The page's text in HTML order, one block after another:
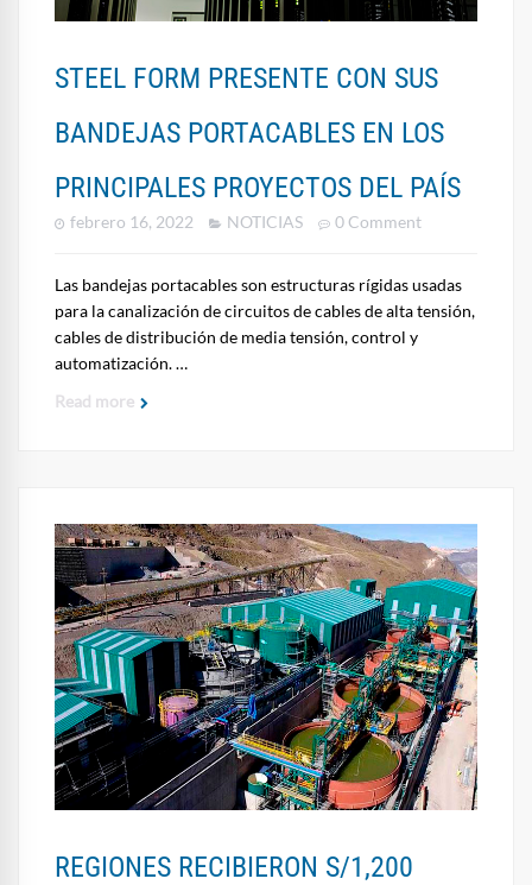
STEEL FORM PRESENTE CON SUS
BANDEJAS PORTACABLES EN LOS
PRINCIPALES PROYECTOS DEL PAÍS
febrero 16, 2022 NOTICIAS 0 Comment
Las bandejas portacables son estructuras rígidas usadas
para la canalización de circuitos de cables de alta tensión,
cables de distribución de media tensión, control y
automatización. …
Read more
REGIONES RECIBIERON S/1,200